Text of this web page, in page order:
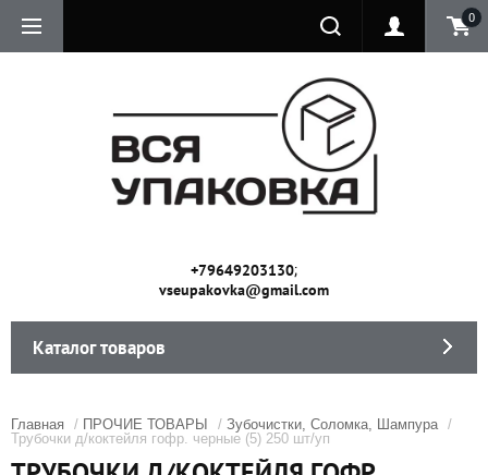
0
+79649203130;
vseupakovka@gmail.com
Каталог товаров
Главная / ПРОЧИЕ ТОВАРЫ / Зубочистки, Соломка, Шампура /
Трубочки д/коктейля гофр. черные (5) 250 шт/уп